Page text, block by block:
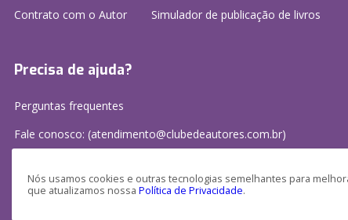
Nós usamos cookies e outras tecnologias semelhantes para
que atualizamos nossa Política de Privacidade.
Contrato com o Autor
Simulador de publicação de livros
Precisa de ajuda?
Perguntas frequentes
Fale conosco: (atendimento@clubedeautores.com.br)
Clube de Autores Publicações S/A - CNPJ: 16.779.786/0001-27